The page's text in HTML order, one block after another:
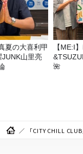
夏の大喜利甲
山里亮
【ME:I
🌺
「CITY CHILL